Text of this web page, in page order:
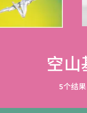
空山
5个结果